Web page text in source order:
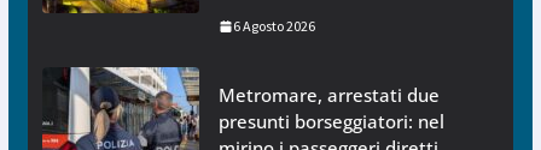
6 Agosto 2026
Metromare, arrestati due
presunti borseggiatori: nel